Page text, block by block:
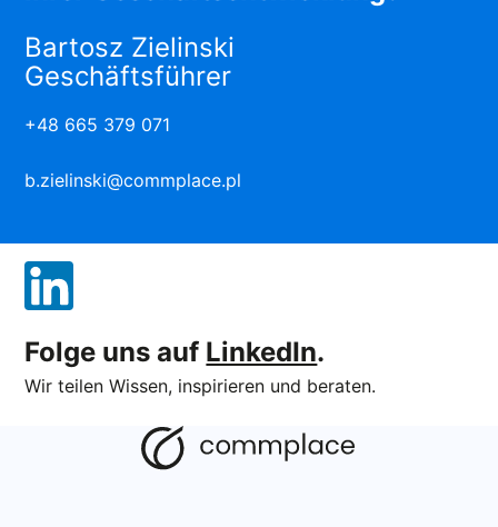
Bartosz Zielinski
Geschäftsführer
+48 665 379 071
b.zielinski@commplace.pl
Folge uns auf LinkedIn.
Wir teilen Wissen, inspirieren und beraten.